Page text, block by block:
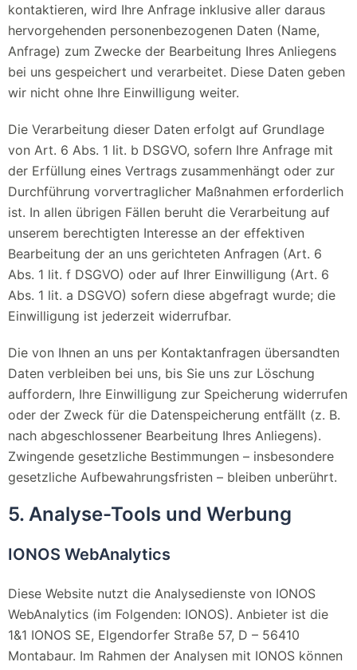
kontaktieren, wird Ihre Anfrage inklusive aller daraus
hervorgehenden personenbezogenen Daten (Name,
Anfrage) zum Zwecke der Bearbeitung Ihres Anliegens
bei uns gespeichert und verarbeitet. Diese Daten geben
wir nicht ohne Ihre Einwilligung weiter.
Die Verarbeitung dieser Daten erfolgt auf Grundlage
von Art. 6 Abs. 1 lit. b DSGVO, sofern Ihre Anfrage mit
der Erfüllung eines Vertrags zusammenhängt oder zur
Durchführung vorvertraglicher Maßnahmen erforderlich
ist. In allen übrigen Fällen beruht die Verarbeitung auf
unserem berechtigten Interesse an der effektiven
Bearbeitung der an uns gerichteten Anfragen (Art. 6
Abs. 1 lit. f DSGVO) oder auf Ihrer Einwilligung (Art. 6
Abs. 1 lit. a DSGVO) sofern diese abgefragt wurde; die
Einwilligung ist jederzeit widerrufbar.
Die von Ihnen an uns per Kontaktanfragen übersandten
Daten verbleiben bei uns, bis Sie uns zur Löschung
auffordern, Ihre Einwilligung zur Speicherung widerrufen
oder der Zweck für die Datenspeicherung entfällt (z. B.
nach abgeschlossener Bearbeitung Ihres Anliegens).
Zwingende gesetzliche Bestimmungen – insbesondere
gesetzliche Aufbewahrungsfristen – bleiben unberührt.
5. Analyse-Tools und Werbung
IONOS WebAnalytics
Diese Website nutzt die Analysedienste von IONOS
WebAnalytics (im Folgenden: IONOS). Anbieter ist die
1&1 IONOS SE, Elgendorfer Straße 57, D – 56410
Montabaur. Im Rahmen der Analysen mit IONOS können